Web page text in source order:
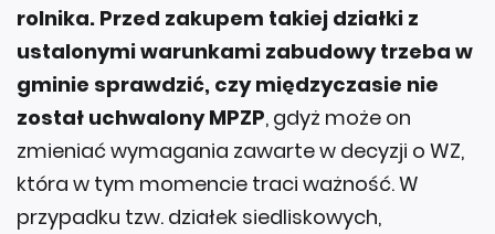
rolnika. Przed zakupem takiej działki z
ustalonymi warunkami zabudowy trzeba w
gminie sprawdzić, czy międzyczasie nie
został uchwalony MPZP, gdyż może on
zmieniać wymagania zawarte w decyzji o WZ,
która w tym momencie traci ważność. W
przypadku tzw. działek siedliskowych,